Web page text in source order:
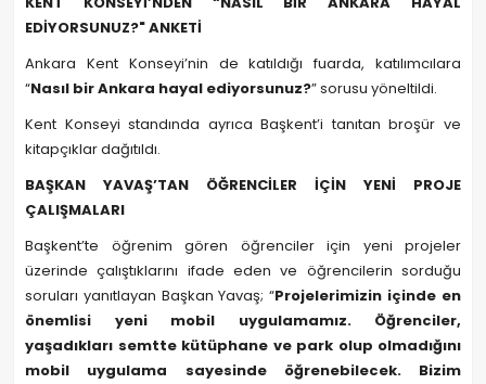
EDİYORSUNUZ?" ANKETİ
Ankara Kent Konseyi’nin de katıldığı fuarda, katılımcılara
“Nasıl bir Ankara hayal ediyorsunuz?” sorusu yöneltildi.
Kent Konseyi standında ayrıca Başkent’i tanıtan broşür ve
kitapçıklar dağıtıldı.
BAŞKAN YAVAŞ’TAN ÖĞRENCİLER İÇİN YENİ PROJE
ÇALIŞMALARI
Başkent’te öğrenim gören öğrenciler için yeni projeler
üzerinde çalıştıklarını ifade eden ve öğrencilerin sorduğu
soruları yanıtlayan Başkan Yavaş; “Projelerimizin içinde en
önemlisi yeni mobil uygulamamız. Öğrenciler,
yaşadıkları semtte kütüphane ve park olup olmadığını
mobil uygulama sayesinde öğrenebilecek. Bizim